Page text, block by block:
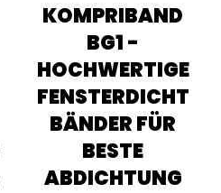
KOMPRIBAND
BG1 -
HOCHWERTIGE
FENSTERDICHT
BÄNDER FÜR
BESTE
ABDICHTUNG